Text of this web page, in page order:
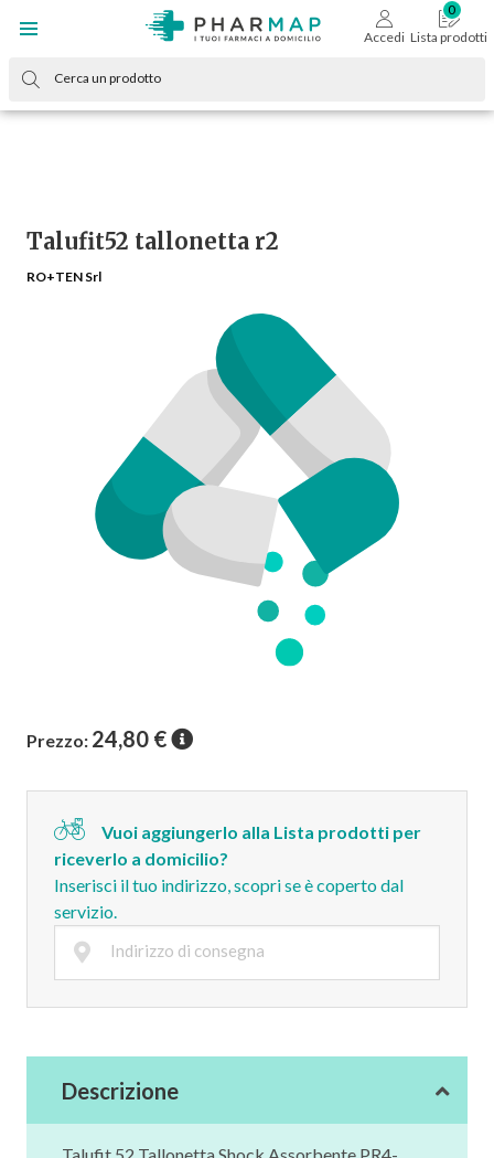
Accedi Lista prodotti
Talufit52 tallonetta r2
RO+TEN Srl
Prezzo: 24,80 €
Vuoi aggiungerlo alla Lista prodotti per
riceverlo a domicilio?
Inserisci il tuo indirizzo, scopri se è coperto dal
servizio.
Descrizione